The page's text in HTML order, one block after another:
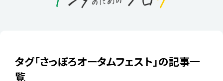
タグ「さっぽろオータムフェスト」の記事一
覧